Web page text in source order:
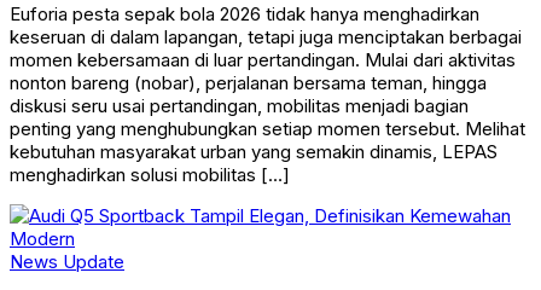
Euforia pesta sepak bola 2026 tidak hanya menghadirkan
keseruan di dalam lapangan, tetapi juga menciptakan berbagai
momen kebersamaan di luar pertandingan. Mulai dari aktivitas
nonton bareng (nobar), perjalanan bersama teman, hingga
diskusi seru usai pertandingan, mobilitas menjadi bagian
penting yang menghubungkan setiap momen tersebut. Melihat
kebutuhan masyarakat urban yang semakin dinamis, LEPAS
menghadirkan solusi mobilitas […]
News Update